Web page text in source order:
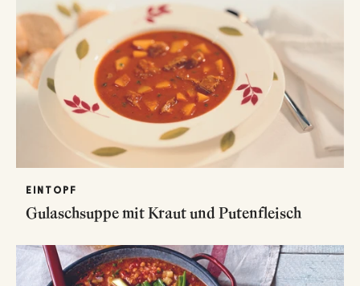
EINTOPF
Gulaschsuppe mit Kraut und Putenfleisch